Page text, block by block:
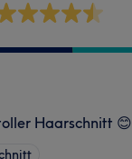
Haarschnitt 😊